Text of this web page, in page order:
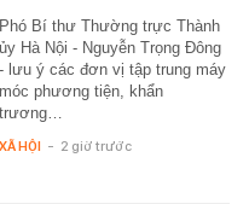
Phó Bí thư Thường trực Thành
ủy Hà Nội - Nguyễn Trọng Đông
- lưu ý các đơn vị tập trung máy
móc phương tiện, khẩn
trương…
XÃ HỘI - 2 giờ trước